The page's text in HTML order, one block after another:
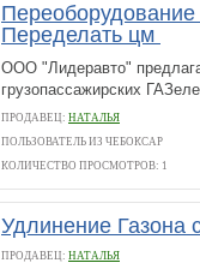
Переоборудование
Переделать цм
ООО "Лидеравто"
грузопассажирских
ПРОДАВЕЦ: НАТАЛЬЯ
ПОЛЬЗОВАТЕЛЬ ИЗ ЧЕБОКСАР
КОЛИЧЕСТВО ПРОСМОТРОВ: 1
Удлинение Газона
ПРОДАВЕЦ: НАТАЛЬЯ